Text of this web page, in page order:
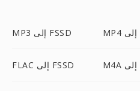
MP3 إلى FSSD
FLAC إلى FSSD